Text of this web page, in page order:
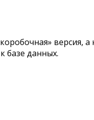
версия, а
базе данных.